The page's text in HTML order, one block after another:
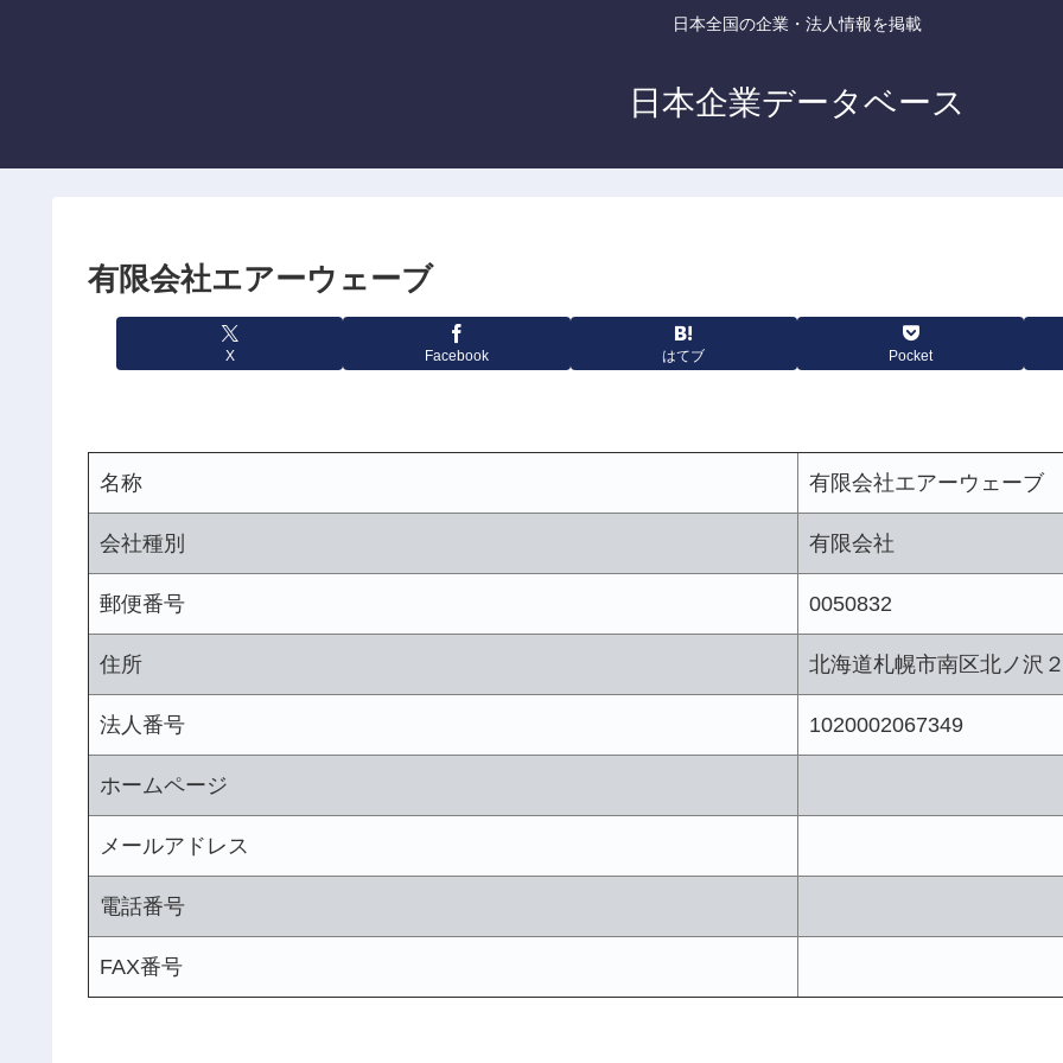
日本全国の企業・法人情報を掲載
日本企業データベース
有限会社エアーウェーブ
X Facebook はてブ Pocket
名称 有限会社エアーウェーブ
会社種別 有限会社
郵便番号 0050832
住所 北海道札幌市南区北ノ沢
法人番号 1020002067349
ホームページ
メールアドレス
電話番号
FAX番号